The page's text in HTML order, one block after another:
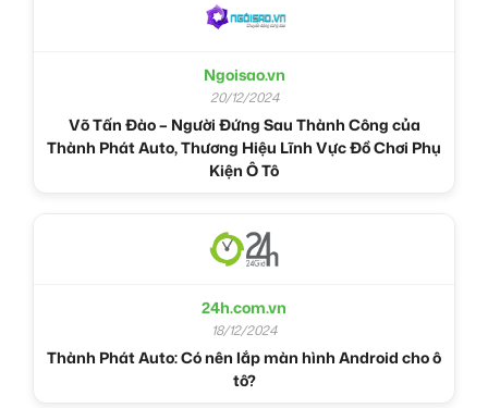
Ngoisao.vn
20/12/2024
Võ Tấn Đào – Người Đứng Sau Thành Công của
Thành Phát Auto, Thương Hiệu Lĩnh Vực Đồ Chơi Phụ
Kiện Ô Tô
24h.com.vn
18/12/2024
Thành Phát Auto: Có nên lắp màn hình Android cho ô
tô?